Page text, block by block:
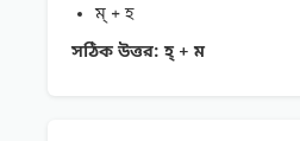
ম্ + হ
সঠিক উত্তর: হ্ + ম